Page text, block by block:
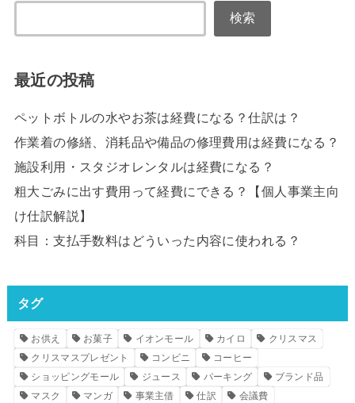
検索
最近の投稿
ペットボトルの水やお茶は経費になる？仕訳は？
作業着の修繕、消耗品や備品の修理費用は経費になる？
施設利用・スタジオレンタルは経費になる？
粗大ごみに出す費用って経費にできる？【個人事業主向
け仕訳解説】
科目：支払手数料はどういった内容に使われる？
タグ
お供え お菓子 イオンモール カイロ
クリスマス
クリスマスプレゼント
コンビニ
コーヒー
ショッピングモール
ジュース パーキング
ブランド品
マスク
マンガ 事業主借 仕訳
会議費